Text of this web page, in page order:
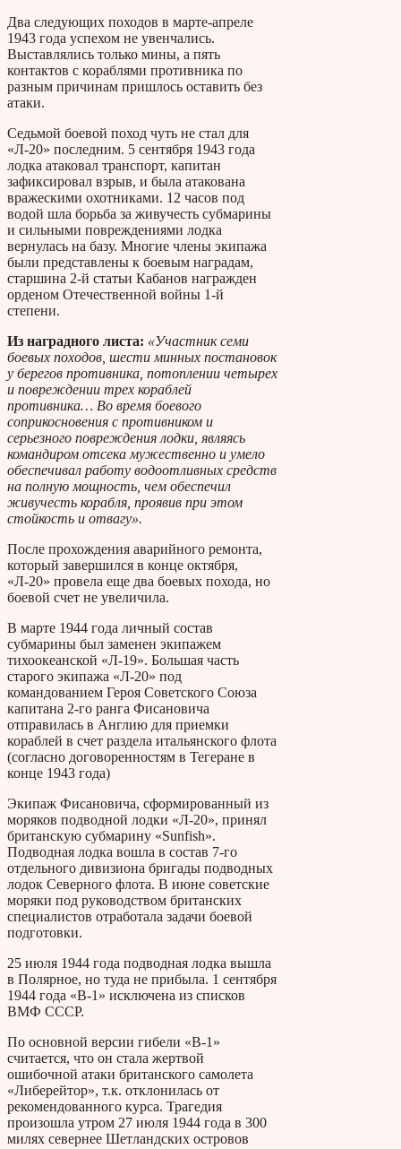
Два следующих походов в марте-апреле
1943 года успехом не увенчались.
Выставлялись только мины, а пять
контактов с кораблями противника по
разным причинам пришлось оставить без
атаки.
Седьмой боевой поход чуть не стал для
«Л-20» последним. 5 сентября 1943 года
лодка атаковал транспорт, капитан
зафиксировал взрыв, и была атакована
вражескими охотниками. 12 часов под
водой шла борьба за живучесть субмарины
и сильными повреждениями лодка
вернулась на базу. Многие члены экипажа
были представлены к боевым наградам,
старшина 2-й статьи Кабанов награжден
орденом Отечественной войны 1-й
степени.
Из наградного листа: «Участник семи
боевых походов, шести минных постановок
у берегов противника, потоплении четырех
и повреждении трех кораблей
противника… Во время боевого
соприкосновения с противником и
серьезного повреждения лодки, являясь
командиром отсека мужественно и умело
обеспечивал работу водоотливных средств
на полную мощность, чем обеспечил
живучесть корабля, проявив при этом
стойкость и отвагу».
После прохождения аварийного ремонта,
который завершился в конце октября,
«Л-20» провела еще два боевых похода, но
боевой счет не увеличила.
В марте 1944 года личный состав
субмарины был заменен экипажем
тихоокеанской «Л-19». Большая часть
старого экипажа «Л-20» под
командованием Героя Советского Союза
капитана 2-го ранга Фисановича
отправилась в Англию для приемки
кораблей в счет раздела итальянского флота
(согласно договоренностям в Тегеране в
конце 1943 года)
Экипаж Фисановича, сформированный из
моряков подводной лодки «Л-20», принял
британскую субмарину «Sunfish».
Подводная лодка вошла в состав 7-го
отдельного дивизиона бригады подводных
лодок Северного флота. В июне советские
моряки под руководством британских
специалистов отработала задачи боевой
подготовки.
25 июля 1944 года подводная лодка вышла
в Полярное, но туда не прибыла. 1 сентября
1944 года «В-1» исключена из списков
ВМФ СССР.
По основной версии гибели «В-1»
считается, что он стала жертвой
ошибочной атаки британского самолета
«Либерейтор», т.к. отклонилась от
рекомендованного курса. Трагедия
произошла утром 27 июля 1944 года в 300
милях севернее Шетландских островов